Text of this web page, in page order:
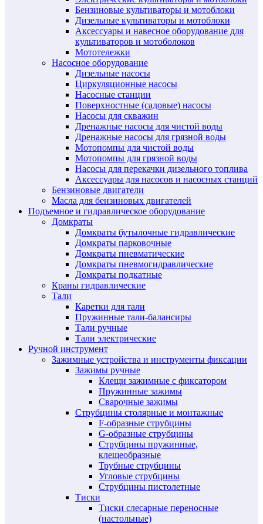
Бензиновые культиваторы и мотоблоки
Дизельные культиваторы и мотоблоки
Аксессуары и навесное оборудование для
культиваторов и мотоболоков
Мототележки
Насосное оборудование
Дизельные насосы
Циркуляционные насосы
Насосные станции
Поверхностные (садовые) насосы
Насосы для скважин
Дренажные насосы для чистой воды
Дренажные насосы для грязной воды
Мотопомпы для чистой воды
Мотопомпы для грязной воды
Насосы для перекачки дизельного топлива
Аксессуары для насосов и насосных станций
Бензиновые двигатели
Масла для бензиновых двигателей
Подъемное и гидравлическое оборудование
Домкраты
Домкраты бутылочные гидравлические
Домкраты парковочные
Домкраты пневматические
Домкраты пневмогидравлические
Домкраты подкатные
Краны гидравлические
Тали
Каретки для тали
Пружинные тали-балансиры
Тали ручные
Тали электрические
Ручной инструмент
Зажимные устройства и инструменты фиксации
Зажимы ручные
Клещи зажимные с фиксатором
Пружинные зажимы
Сварочные зажимы
Струбцины столярные и монтажные
F-образные струбцины
G-образные струбцины
Струбцины пружинные,
клещеобразные
Трубные струбцины
Угловые струбцины
Струбцины пистолетные
Тиски
Тиски слесарные переносные
(настольные)